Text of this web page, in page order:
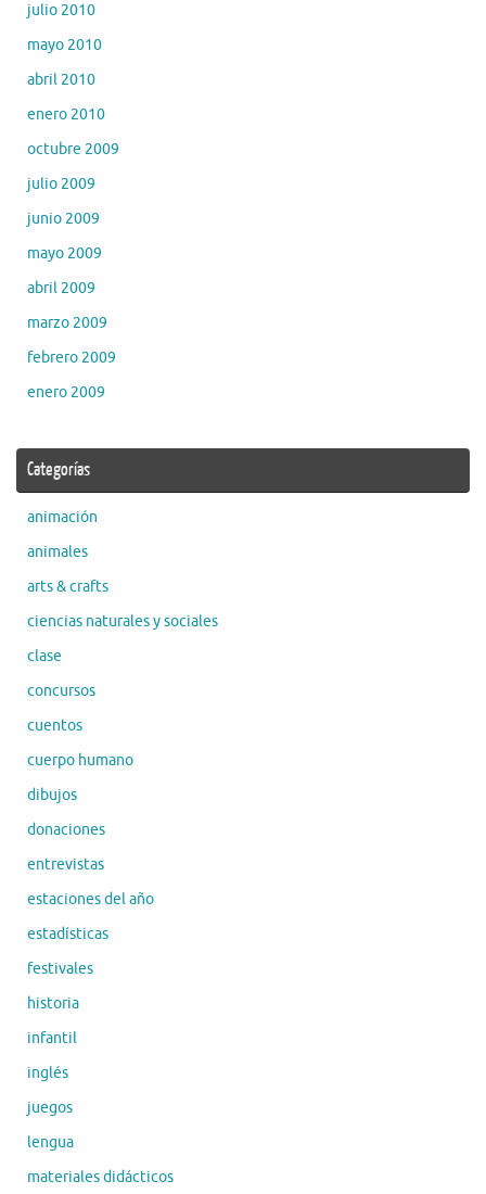
julio 2010
mayo 2010
abril 2010
enero 2010
octubre 2009
julio 2009
junio 2009
mayo 2009
abril 2009
marzo 2009
febrero 2009
enero 2009
Categorías
animación
animales
arts & crafts
ciencias naturales y sociales
clase
concursos
cuentos
cuerpo humano
dibujos
donaciones
entrevistas
estaciones del año
estadísticas
festivales
historia
infantil
inglés
juegos
lengua
materiales didácticos